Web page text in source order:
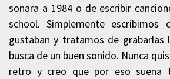
sonara a 1984 o de escribir
school. Simplemente escribimos
gustaban y tratamos de grabarlas
busca de un buen sonido. Nunca
retro y creo que por eso suena